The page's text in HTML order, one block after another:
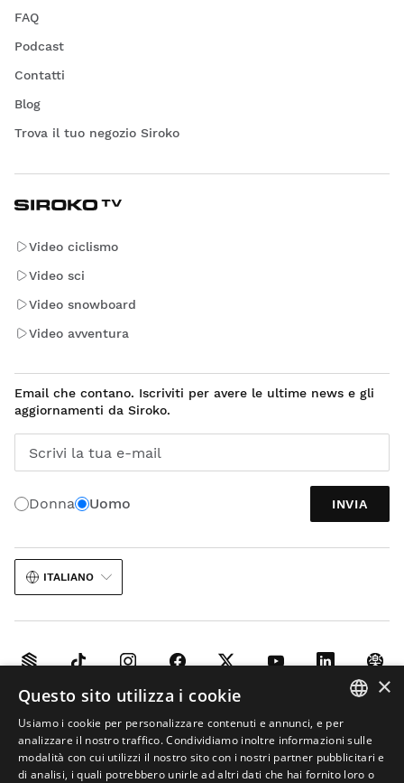
FAQ
Podcast
Contatti
Blog
Trova il tuo negozio Siroko
Video ciclismo
Video sci
Video snowboard
Video avventura
Email che contano. Iscriviti per avere le ultime news e gli
aggiornamenti da Siroko.
Scrivi la tua e-mail
Donna Uomo INVIA
ITALIANO
Avviso legale Informazioni sui cookies
Intelligenza artificiale nelle immagini
Mappa del sito
© 2026 Siroko
SPANISH
ENGLISH
×
Questo sito utilizza i cookie
Usiamo i cookie per personalizzare contenuti e annunci, e per
analizzare il nostro traffico. Condividiamo inoltre informazioni sulle
modalità con cui utilizzi il nostro sito con i nostri partner pubblicitari e
di analisi, i quali potrebbero unirle ad altri dati che hai fornito loro o